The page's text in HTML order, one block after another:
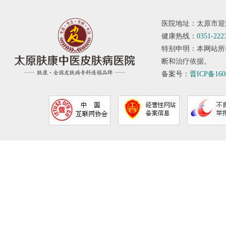
医院地址：太原市
健康热线： 0351-
特别申明：本网站
断和治疗依据。
备案号： 晋ICP备